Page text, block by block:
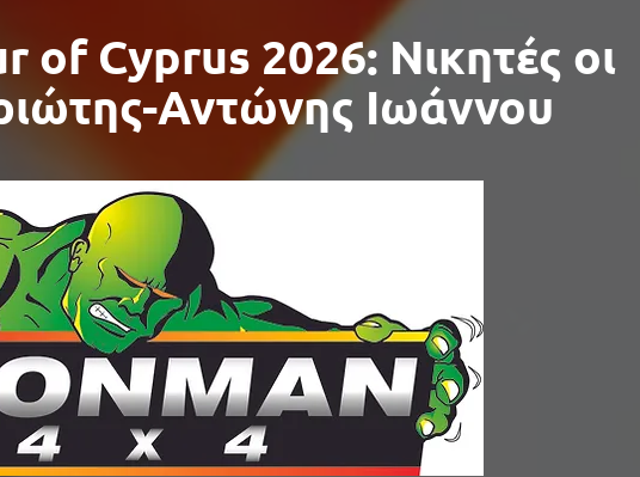
of Cyprus 2026: Νικητές οι
Αντώνης Ιωάννου
©PITSDIRECT